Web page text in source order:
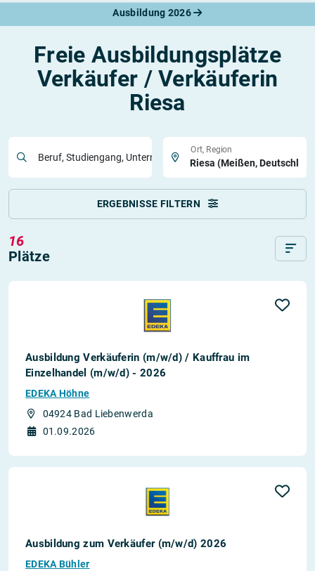
Ausbildung 2026
Freie Ausbildungsplätze
Verkäufer / Verkäuferin
Riesa
Beruf, Studiengang, Unternehmen
Ort, Region
ERGEBNISSE FILTERN
16
Plätze
Ausbildung Verkäuferin (m/w/d) / Kauffrau im
Einzelhandel (m/w/d) - 2026
EDEKA Höhne
04924 Bad Liebenwerda
01.09.2026
Ausbildung zum Verkäufer (m/w/d) 2026
EDEKA Bühler